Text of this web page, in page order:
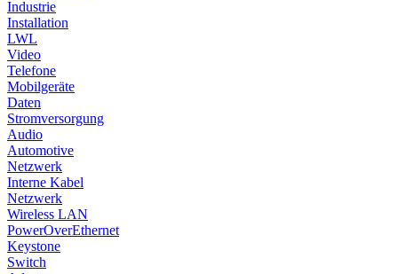
Industrie
Installation
LWL
Video
Telefone
Mobilgeräte
Daten
Stromversorgung
Audio
Automotive
Netzwerk
Interne Kabel
Netzwerk
Wireless LAN
PowerOverEthernet
Keystone
Switch